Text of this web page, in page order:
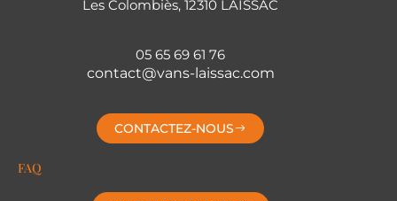
Les Colombiès, 12310 LAISSAC
05 65 69 61 76
contact@vans-laissac.com
CONTACTEZ-NOUS
FAQ